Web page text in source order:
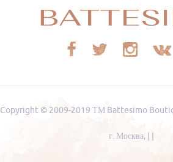
Copyright © 2009-2019 ТМ Battesimo
г. Москва,